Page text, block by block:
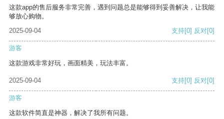
这款app的售后服务非常完善，遇到问题总是能够得到妥善解决，让我能
够放心购物。
2025-09-04
支持[0] 反对[0]
游客
这款游戏非常好玩，画面精美，玩法丰富。
2025-09-04 支持[0] 反对[0]
游客
这款软件简直是神器，解决了我所有问题。